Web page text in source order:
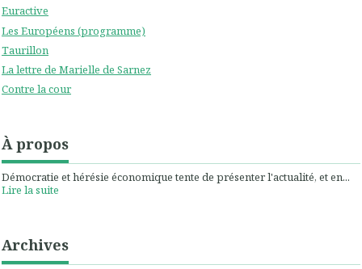
Euractive
Les Européens (programme)
Taurillon
La lettre de Marielle de Sarnez
Contre la cour
À propos
Démocratie et hérésie économique tente de présenter l'actualité, et en...
Lire la suite
Archives